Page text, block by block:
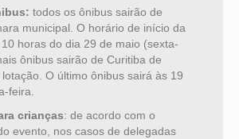
todos os ônibus sairão de
municipal. O horário de início da
horas do dia 29 de maio (sexta-
ônibus sairão de Curitiba de
O último ônibus sairá às 19
feira.
crianças: de acordo com o
evento, nos casos de delegadas